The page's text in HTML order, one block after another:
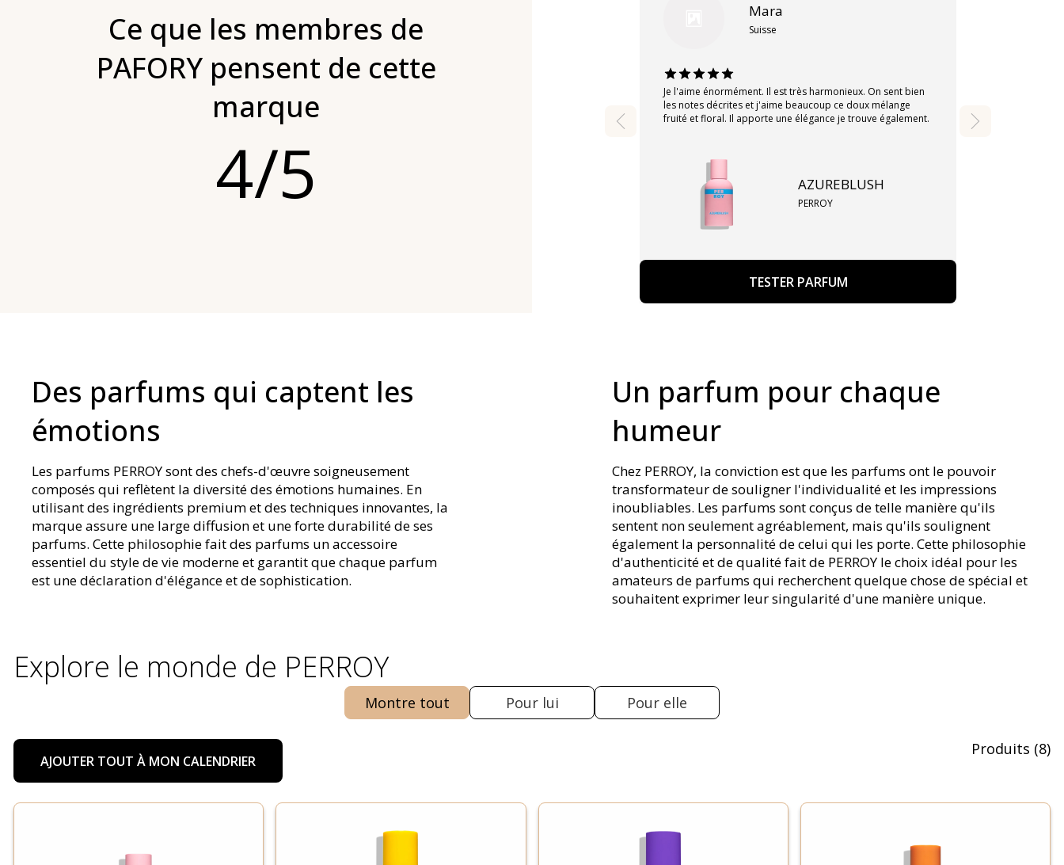
Ce que les membres de
PAFORY pensent de cette
marque
4/5
Mara
Suisse
Je l'aime énormément. Il est très harmonieux. On sent bien
les notes décrites et j'aime beaucoup ce doux mélange
fruité et floral. Il apporte une élégance je trouve également.
AZUREBLUSH
PERROY
TESTER PARFUM
Des parfums qui captent les
émotions
Les parfums PERROY sont des chefs-d'œuvre soigneusement
composés qui reflètent la diversité des émotions humaines. En
utilisant des ingrédients premium et des techniques innovantes, la
marque assure une large diffusion et une forte durabilité de ses
parfums. Cette philosophie fait des parfums un accessoire
essentiel du style de vie moderne et garantit que chaque parfum
est une déclaration d'élégance et de sophistication.
Un parfum pour chaque
humeur
Chez PERROY, la conviction est que les parfums ont le pouvoir
transformateur de souligner l'individualité et les impressions
inoubliables. Les parfums sont conçus de telle manière qu'ils
sentent non seulement agréablement, mais qu'ils soulignent
également la personnalité de celui qui les porte. Cette philosophie
d'authenticité et de qualité fait de PERROY le choix idéal pour les
amateurs de parfums qui recherchent quelque chose de spécial et
souhaitent exprimer leur singularité d'une manière unique.
Explore le monde de PERROY
Montre tout Pour lui Pour elle
AJOUTER TOUT À MON CALENDRIER
Produits (8)